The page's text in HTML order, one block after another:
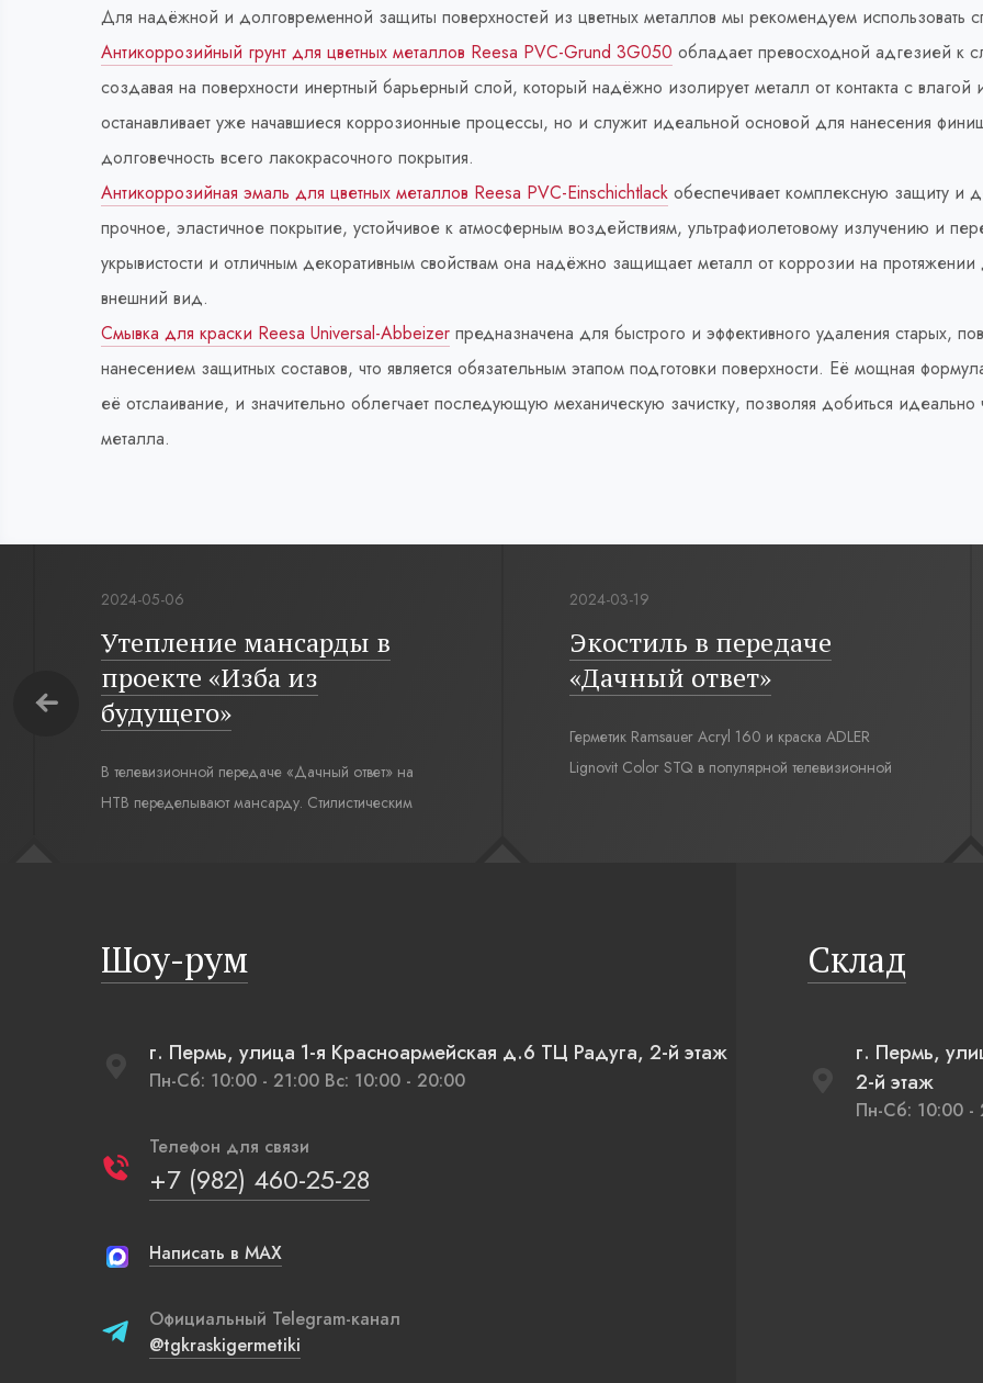
Для надёжной и долговременной защиты поверхностей из цветных металлов мы рекомендуем использовать
Антикоррозийный грунт для цветных металлов Reesa PVC-Grund 3G050 обладает превосходной адгезией к
создавая на поверхности инертный барьерный слой, который надёжно изолирует металл от контакта с
останавливает уже начавшиеся коррозионные процессы, но и служит идеальной основой для нанесения
долговечность всего лакокрасочного покрытия.
Антикоррозийная эмаль для цветных металлов Reesa PVC-Einschichtlack обеспечивает комплексную защиту и
прочное, эластичное покрытие, устойчивое к атмосферным воздействиям, ультрафиолетовому излучению и
укрывистости и отличным декоративным свойствам она надёжно защищает металл от коррозии на
внешний вид.
Смывка для краски Reesa Universal-Abbeizer предназначена для быстрого и эффективного удаления старых,
нанесением защитных составов, что является обязательным этапом подготовки поверхности. Её мощная
её отслаивание, и значительно облегчает последующую механическую зачистку, позволяя добиться идеально
металла.
2024-05-06
Утепление мансарды в
проекте «Изба из
будущего»
В телевизионной передаче «Дачный ответ» на
НТВ переделывают мансарду. Стилистическим
напоминающие плетеные вазы.
2024-03-19
Экостиль в передаче
«Дачный ответ»
Герметик Ramsauer Acryl 160 и краска ADLER
Lignovit Color STQ в популярной телевизионной
Шоу-рум
г. Пермь, улица 1-я Красноармейская д.6 ТЦ Радуга, 2-й этаж
Пн-Сб: 10:00 - 21:00 Вс: 10:00 - 20:00
Телефон для связи
+7 (982) 460-25-28
Написать в MAX
Официальный Telegram-канал
@tgkraskigermetiki
Склад
г. Пермь,
2-й этаж
Пн-Сб: 10:00 -